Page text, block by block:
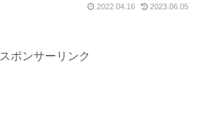
2022.04.16 2023.06.05
スポンサーリンク